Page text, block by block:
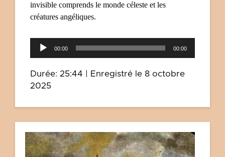
invisible comprends le monde céleste et les
créatures angéliques.
00:00 00:00
Durée: 25:44
Enregistré le 8 octobre
2025